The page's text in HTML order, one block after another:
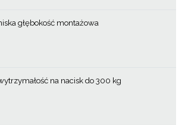
głębokość montażowa
na nacisk do 300 kg